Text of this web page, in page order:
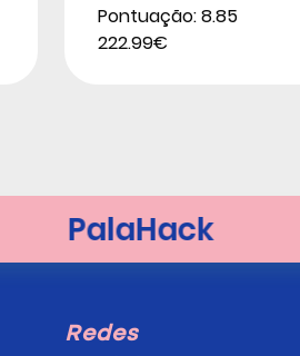
Pontuação: 8.85
222.99€
Redes